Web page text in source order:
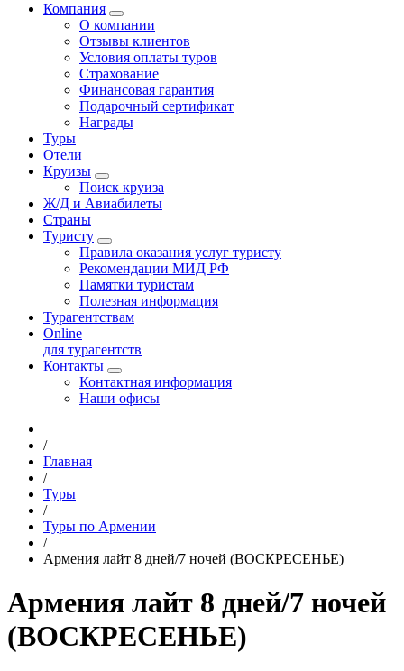
Компания
О компании
Отзывы клиентов
Условия оплаты туров
Страхование
Финансовая гарантия
Подарочный сертификат
Награды
Туры
Отели
Круизы
Поиск круиза
Ж/Д и Авиабилеты
Страны
Туристу
Правила оказания услуг туристу
Рекомендации МИД РФ
Памятки туристам
Полезная информация
Турагентствам
Online
для турагентств
Контакты
Контактная информация
Наши офисы
/
Главная
/
Туры
/
Туры по Армении
/
Армения лайт 8 дней/7 ночей (ВОСКРЕСЕНЬЕ)
Армения лайт 8 дней/7 ночей
(ВОСКРЕСЕНЬЕ)